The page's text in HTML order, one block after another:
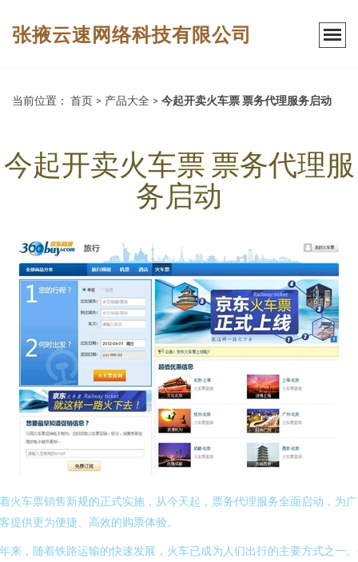
张掖云速网络科技有限公司
当前位置： 首页 > 产品大全 > 今起开卖火车票 票务代理服务启动
今起开卖火车票 票务代理服
务启动
火车票销售新规的正式实施，从今天起，票务代理服务全面启动，为
提供更为便捷、高效的购票体验。
来，随着铁路运输的快速发展，火车已成为人们出行的主要方式之一